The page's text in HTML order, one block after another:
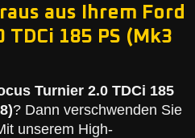
aus Ihrem Ford
185 PS (Mk3
Turnier 2.0 TDCi 185
? Dann verschwenden Sie
unserem High-